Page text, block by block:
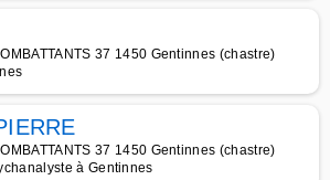
37 1450 Gentinnes (chastre)
37 1450 Gentinnes (chastre)
à Gentinnes